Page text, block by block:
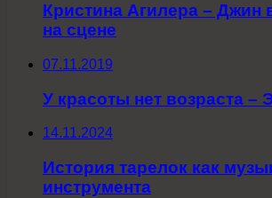
Кристина Агилера – Джин
на сцене
07.11.2019
У красоты нет возраста –
14.11.2024
История тарелок как
инструмента